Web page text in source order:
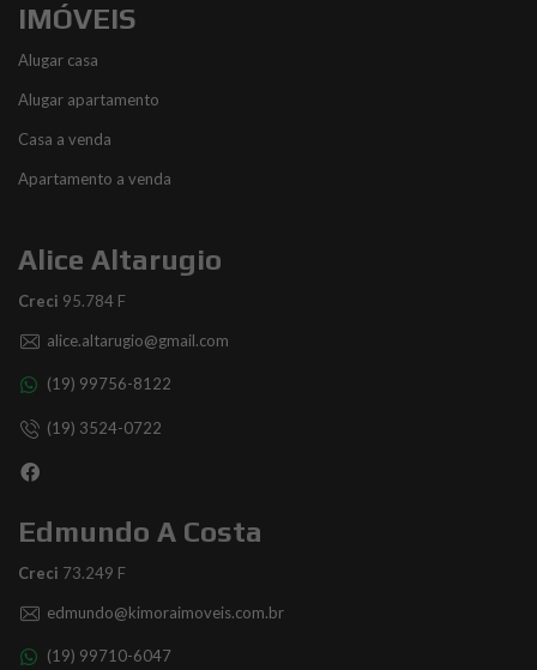
IMÓVEIS
Alugar casa
Alugar apartamento
Casa a venda
Apartamento a venda
Alice Altarugio
Creci 95.784 F
alice.altarugio@gmail.com
(19) 99756-8122
(19) 3524-0722
Edmundo A Costa
Creci 73.249 F
edmundo@kimoraimoveis.com.br
(19) 99710-6047